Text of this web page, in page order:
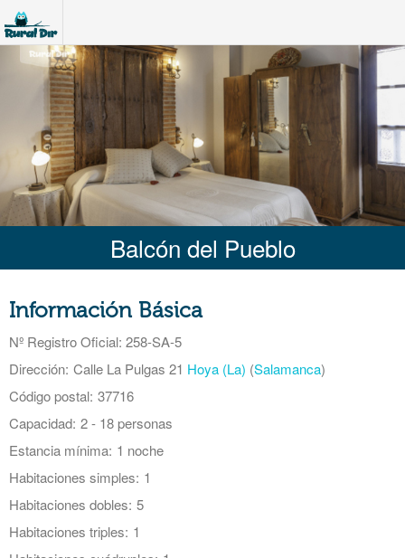
Balcón del Pueblo
Información Básica
Nº Registro Oficial: 258-SA-5
Dirección: Calle La Pulgas 21 Hoya (La) (Salamanca)
Código postal: 37716
Capacidad: 2 - 18 personas
Estancia mínima: 1 noche
Habitaciones simples: 1
Habitaciones dobles: 5
Habitaciones triples: 1